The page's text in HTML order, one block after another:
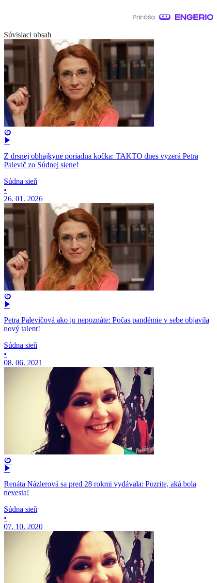
Súvisiaci obsah
Z drsnej obhajkyne poriadna kočka: TAKTO dnes vyzerá Petra
Palevič zo Súdnej siene!
Súdna sieň
•
26. 01. 2026
Petra Palevičová ako ju nepoznáte: Počas pandémie v sebe objavila
nový talent!
Súdna sieň
•
08. 06. 2021
Renáta Názlerová sa pred 28 rokmi vydávala: Pozrite, aká bola
nevesta!
Súdna sieň
•
07. 10. 2020